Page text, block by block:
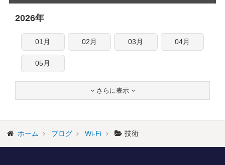
2026年
01月 02月 03月 04月
05月
さらに表示 
ホーム ブログ Wi-Fi 技術